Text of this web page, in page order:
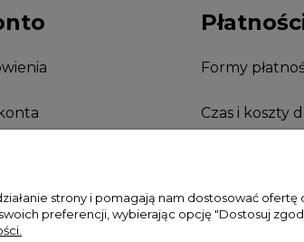
Formy
Czas i koszty
strony i pomagają nam dostosować
preferencji, wybierając opcję "Dostosuj